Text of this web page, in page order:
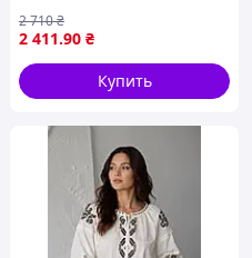
крестиком 42 44 46 48 50
52 54 56 58 42
2 411.90 ₴
2 710₴
Купить